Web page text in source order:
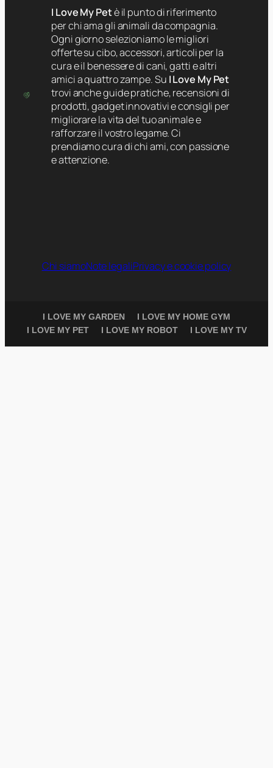
I Love My Petè il punto di riferimento
per chi ama gli animali da compagnia.
Ogni giorno selezioniamo le migliori
offerte su cibo, accessori, articoli per la
cura e il benessere di cani, gatti e altri
amici a quattro zampe. Su I Love My Pet
trovi anche guide pratiche, recensioni di
prodotti, gadget innovativi e consigli per
migliorare la vita del tuo animale e
rafforzare il vostro legame. Ci
prendiamo cura di chi ami, con passione
e attenzione.
Chi siamoNote legaliPrivacy e cookie policy
I LOVE MY GARDEN
I LOVE MY HOME GYM
I LOVE MY PET
I LOVE MY ROBOT I LOVE MY TV